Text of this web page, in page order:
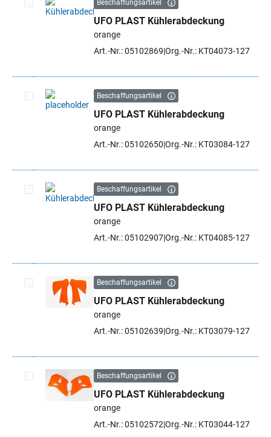
Artikel auswählen
Beschaffungsartikel
UFO PLAST Kühlerabdeckung
orange
Art.-Nr.: 05102869 Org.-Nr.: KT04073-127
Artikel auswählen
Beschaffungsartikel
UFO PLAST Kühlerabdeckung
orange
Art.-Nr.: 05102650 Org.-Nr.: KT03084-127
Artikel auswählen
Beschaffungsartikel
UFO PLAST Kühlerabdeckung
orange
Art.-Nr.: 05102907Org.-Nr.: KT04085-127
Artikel auswählen
Beschaffungsartikel
UFO PLAST Kühlerabdeckung
orange
Art.-Nr.: 05102639 Org.-Nr.: KT03079-127
Artikel auswählen
Beschaffungsartikel
UFO PLAST Kühlerabdeckung
orange
Art.-Nr.: 05102572 Org.-Nr.: KT03044-127